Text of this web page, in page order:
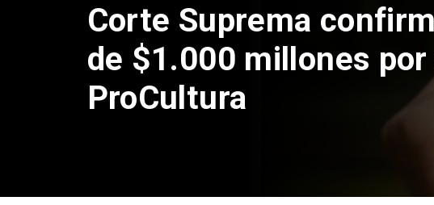
Codelco suspende
de Andes Norte en El
por riesgos sísmicos